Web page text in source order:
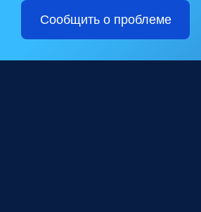
Сообщить о проблеме